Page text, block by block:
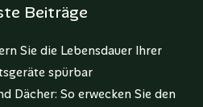
Beiträge
Sie die Lebensdauer Ihrer
spürbar
Dächer: So erwecken Sie den